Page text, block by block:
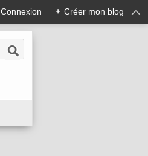
Connexion + Créer mon blog